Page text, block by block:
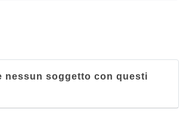
nessun soggetto con questi